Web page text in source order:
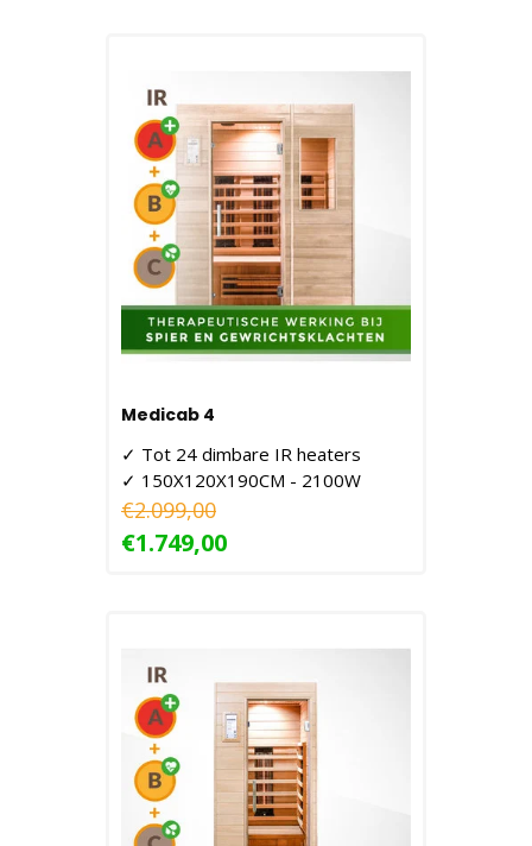
Medicab 4
✓ Tot 24 dimbare IR heaters
✓ 150X120X190CM - 2100W
€2.099,00
€1.749,00